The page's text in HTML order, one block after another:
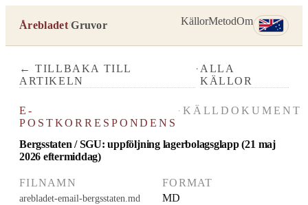
Årebladet/Gruvor KällorMetodOm
← TILLBAKA TILL
ARTIKELN
· ALLA
KÄLLOR
E-
POSTKORRESPONDENS
· KÄLLDOKUMENT
Bergsstaten / SGU: uppföljning lagerbolagsglapp (21 maj
2026 eftermiddag)
FILNAMN
arebladet-email-bergsstaten.md
FORMAT
MD